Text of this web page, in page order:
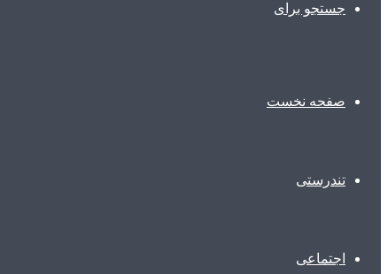
جستجو برای
صفحه نخست
تندرستی
اجتماعی